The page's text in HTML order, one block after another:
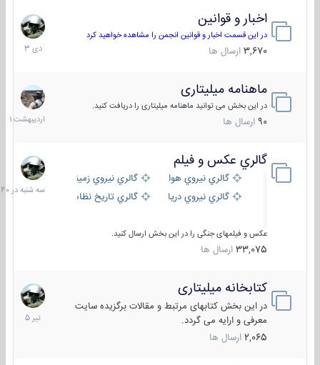
اخبار و قوانین
در این قسمت اخبار و قوانین انجمن را مشاهده خواهید کرد
3,670 ارسال ها
22
دی
1403
ماهنامه میلیتاری
در این بخش می توانید ماهنامه میلیتاری را دریافت کنید.
90 ارسال ها
30
1401
گالري عكس و فيلم
گالري نيروي هوايي
گالري نيروي زميني
گالري نيروي دريايي
گالري تاریخ نظامی
عکس و فیلمهای جنگی را در این بخش ارسال کنید.
33,075 ارسال ها
سه
شنبه
در
کتابخانه میلیتاری
در این بخش کتابهای مرتبط و مقالات برگزیده سایت
معرفی و ارایه می گردد.
2,065 ارسال ها
16
تیر
1405